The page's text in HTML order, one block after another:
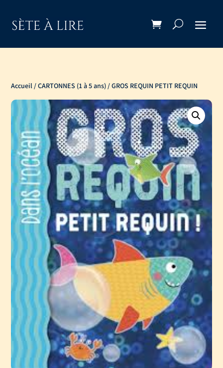
Accueil /CARTONNES (1 à 5 ans) / GROS REQUIN PETIT REQUIN